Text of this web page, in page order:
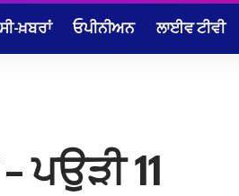
ਖ਼ਬਰਾਂ ਓਪੀਨੀਅਨ ਲਾਈਵ ਟੀਵੀ
ਪਉੜੀ 11